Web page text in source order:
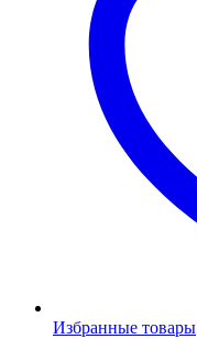
Избранные товары